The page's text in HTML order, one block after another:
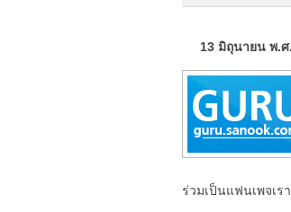
13 มิถุนายน พ.ศ
ร่วมเป็นแฟนเพจเร